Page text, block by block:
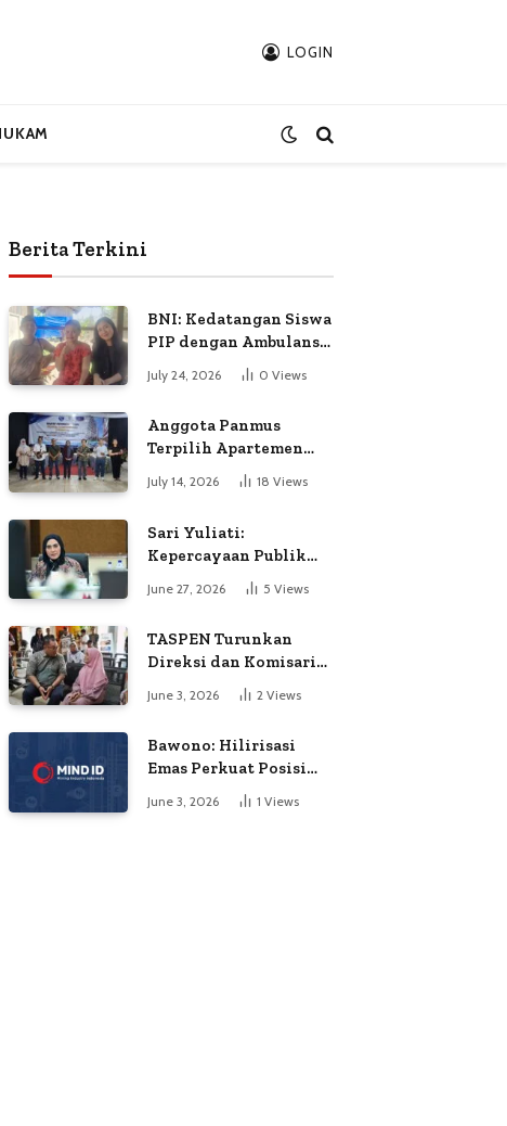
LOGIN
Berita Terkini
BNI: Kedatangan Siswa
PIP dengan Ambulans
Permintaan Petugas
July 24, 2026 0 Views
Anggota Panmus
Terpilih Apartemen
Gardenia Boulevard
Soroti Dugaan
July 14, 2026 18 Views
Sari Yuliati:
Kepercayaan Publik
Adalah Modal Terbesar
Polri
June 27, 2026 5 Views
TASPEN Turunkan
Direksi dan Komisaris
untuk Awasi
Penyaluran Gaji Ke-13
June 3, 2026 2 Views
Bawono: Hilirisasi
Emas Perkuat Posisi
Indonesia dalam
Persaingan Industri
June 3, 2026 1 Views